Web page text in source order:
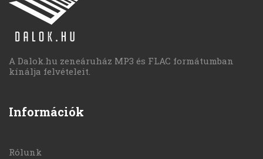
A Dalok.hu zeneáruház MP3 és FLAC formátumban
kínálja felvételeit.
Információk
Rólunk